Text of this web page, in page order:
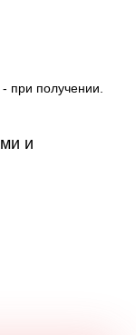
при получении.
и